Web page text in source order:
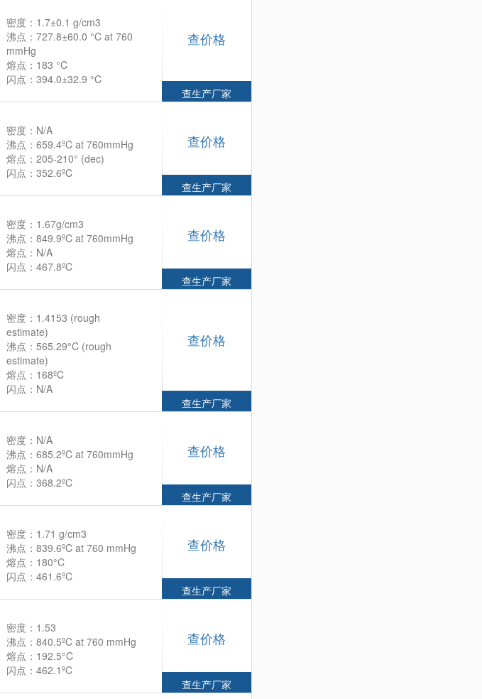
密度：1.7±0.1 g/cm3
沸点：727.8±60.0 °C at 760
mmHg
熔点：183 °C
闪点：394.0±32.9 °C
查价格
查生产厂家
密度：N/A
沸点：659.4ºC at 760mmHg
熔点：205-210° (dec)
闪点：352.6ºC
查价格
查生产厂家
密度：1.67g/cm3
沸点：849.9ºC at 760mmHg
熔点：N/A
闪点：467.8ºC
查价格
查生产厂家
密度：1.4153 (rough
estimate)
沸点：565.29°C (rough
estimate)
熔点：168ºC
闪点：N/A
查价格
查生产厂家
密度：N/A
沸点：685.2ºC at 760mmHg
熔点：N/A
闪点：368.2ºC
查价格
查生产厂家
密度：1.71 g/cm3
沸点：839.6ºC at 760 mmHg
熔点：180°C
闪点：461.6ºC
查价格
查生产厂家
密度：1.53
沸点：840.5ºC at 760 mmHg
熔点：192.5°C
闪点：462.1ºC
查价格
查生产厂家